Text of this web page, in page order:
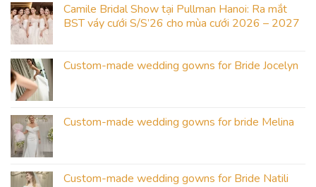
Camile Bridal Show tại Pullman Hanoi: Ra mắt
BST váy cưới S/S’26 cho mùa cưới 2026 – 2027
Custom-made wedding gowns for Bride Jocelyn
Custom-made wedding gowns for bride Melina
Custom-made wedding gowns for Bride Natili